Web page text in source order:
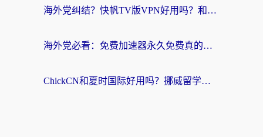
海外党纠结？快帆TV版VPN好用吗？和扇贝手游VPN对比哪个回国效果更好？
海外党必看：免费加速器永久免费真的存在吗？教你选对回国加速器无缝刷国内资源
ChickCN和夏时国际好用吗？挪威留学生亲测3款回国加速器，附穿梭和加速喵对比指南